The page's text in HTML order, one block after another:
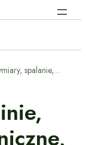
Kia Optima – opinie, cena, dane techniczne, wymiary, spalanie, osiągi